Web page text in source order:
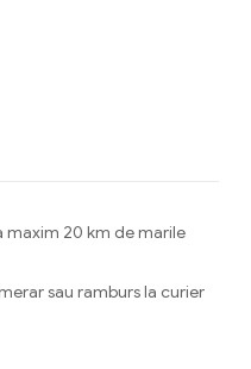
maxim 20 km de marile
sau ramburs la curier